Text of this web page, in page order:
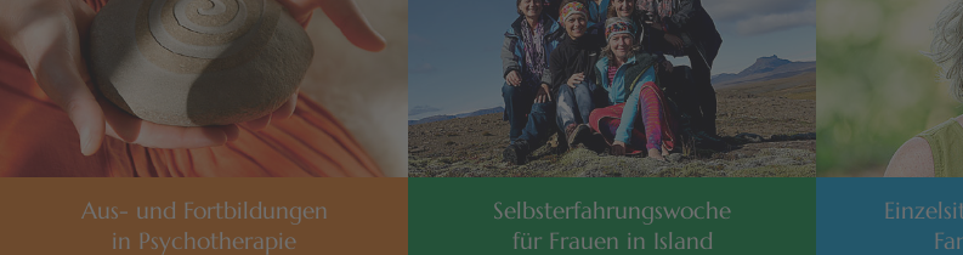
Aus- und Fortbildungen
in Psychotherapie
Selbsterfahrungswoche
für Frauen in Island